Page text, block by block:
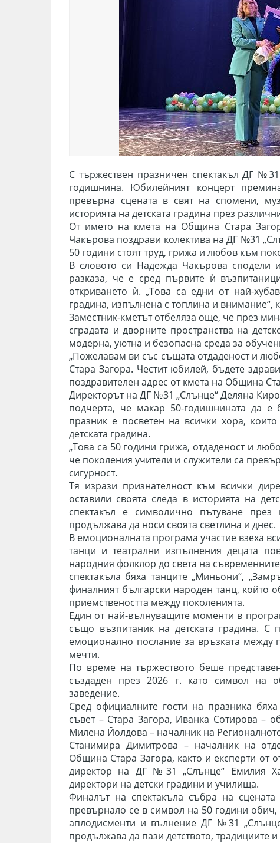
С тържествен празничен спектакъл ДГ
годишнина. Юбилейният концерт
превърна сцената в свят на спомени,
историята на детската градина през
От името на кмета на Община Стара
Чакърова поздрави колектива на ДГ №31
50 години стоят труд, грижа и любов към
В словото си Надежда Чакърова сподели
разказа, че е сред първите ѝ
откриването ѝ. „Това са едни от най-
градина, изпълнена с топлина и внимание“,
Заместник-кметът отбеляза още, че през
сградата и дворните пространства на
модерна, уютна и безопасна среда за
„Пожелавам ви със същата отдаденост и
Стара Загора. Честит юбилей, бъдете
поздравителен адрес от кмета на Община
Директорът на ДГ №31 „Слънце“ Деляна
подчерта, че макар 50-годишнината да
празник е посветен на всички хора,
детската градина.
„Това са 50 години грижа, отдаденост и
че поколения учители и служители са
сигурност.
Тя изрази признателност към всички
оставили своята следа в историята на
спектакъл е символично пътуване
продължава да носи своята светлина и днес.
В емоционалната програма участие взеха
танци и театрални изпълнения децата
народния фолклор до света на
спектакъла бяха танците „Миньони“,
финалният български народен танц, който
приемствеността между поколенията.
Един от най-вълнуващите моменти в
също възпитаник на детската градина. С
емоционално послание за връзката между
мечти.
По време на тържеството беше
създаден през 2026 г. като символ на
заведение.
Сред официалните гости на празника
съвет – Стара Загора, Иванка Сотирова –
Милена Йолдова – началник на
Станимира Димитрова – началник на
Община Стара Загора, както и експерти от
директор на ДГ №31 „Слънце“ Емилия
директори на детски градини и училища.
Финалът на спектакъла събра на
превърнало се в символ на 50 години
аплодисменти и вълнение ДГ №31
продължава да пази детството, традициите